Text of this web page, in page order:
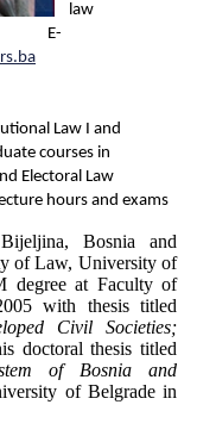
law
E-
Law I and
courses in
Electoral Law
hours and exams
Bosnia and
of Law, University of
degree at Faculty of
with thesis titled
Civil Societies;
doctoral thesis titled
of Bosnia and
of Belgrade in